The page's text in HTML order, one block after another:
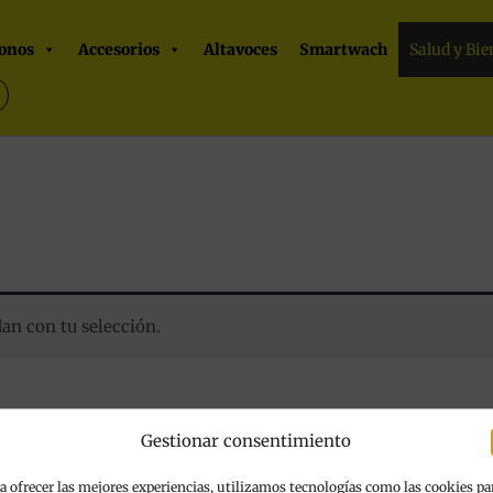
Gestionar consentimiento
ofrecer las mejores experiencias, utilizamos tecnologías como las cookies
Accesorios Altavoces Smartwach Salud y
con tu selección.